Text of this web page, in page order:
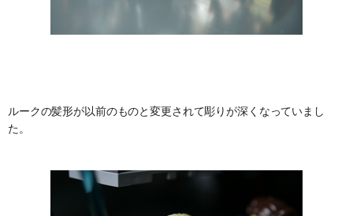
ルークの髪形が以前のものと変更されて彫りが深くなっていまし
た。